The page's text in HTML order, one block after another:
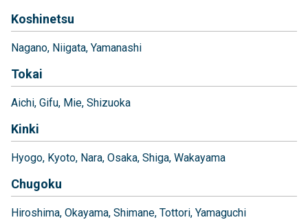
Koshinetsu
Nagano Niigata Yamanashi
Tokai
Aichi Gifu Mie Shizuoka
Kinki
Hyogo Kyoto Nara Osaka Shiga Wakayama
Chugoku
Hiroshima Okayama Shimane Tottori Yamaguchi